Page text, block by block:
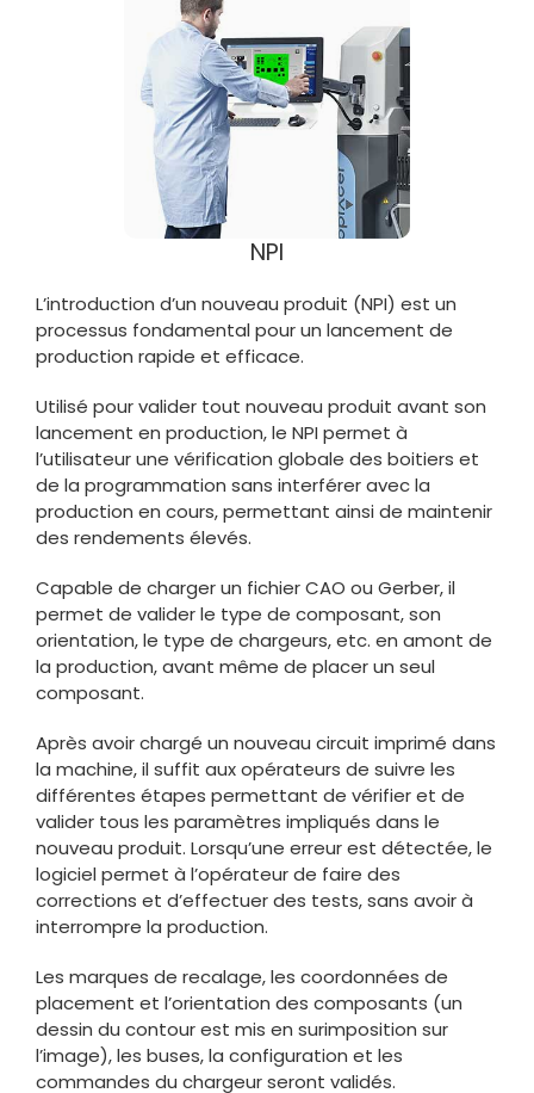
NPI
L’introduction d’un nouveau produit (NPI) est un
processus fondamental pour un lancement de
production rapide et efficace.
Utilisé pour valider tout nouveau produit avant son
lancement en production, le NPI permet à
l’utilisateur une vérification globale des boitiers et
de la programmation sans interférer avec la
production en cours, permettant ainsi de maintenir
des rendements élevés.
Capable de charger un fichier CAO ou Gerber, il
permet de valider le type de composant, son
orientation, le type de chargeurs, etc. en amont de
la production, avant même de placer un seul
composant.
Après avoir chargé un nouveau circuit imprimé dans
la machine, il suffit aux opérateurs de suivre les
différentes étapes permettant de vérifier et de
valider tous les paramètres impliqués dans le
nouveau produit. Lorsqu’une erreur est détectée, le
logiciel permet à l’opérateur de faire des
corrections et d’effectuer des tests, sans avoir à
interrompre la production.
Les marques de recalage, les coordonnées de
placement et l’orientation des composants (un
dessin du contour est mis en surimposition sur
l’image), les buses, la configuration et les
commandes du chargeur seront validés.